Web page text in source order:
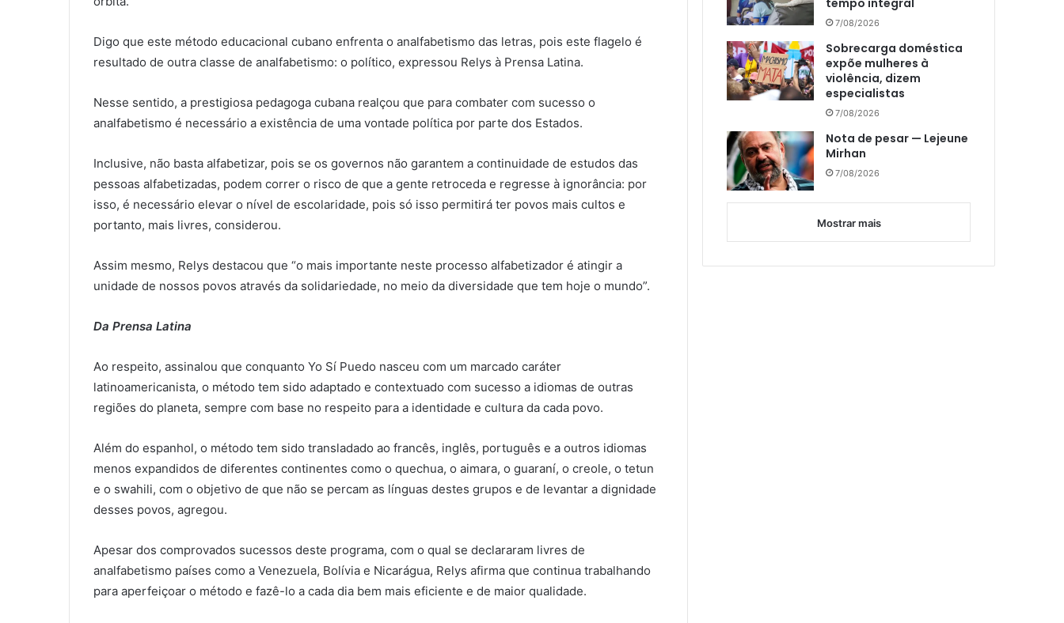
Digo que este método educacional cubano enfrenta o analfabetismo das letras, pois este flagelo é
resultado de outra classe de analfabetismo: o político, expressou Relys à Prensa Latina.
Nesse sentido, a prestigiosa pedagoga cubana realçou que para combater com sucesso o
analfabetismo é necessário a existência de uma vontade política por parte dos Estados.
Inclusive, não basta alfabetizar, pois se os governos não garantem a continuidade de estudos das
pessoas alfabetizadas, podem correr o risco de que a gente retroceda e regresse à ignorância: por
isso, é necessário elevar o nível de escolaridade, pois só isso permitirá ter povos mais cultos e
portanto, mais livres, considerou.
Assim mesmo, Relys destacou que “o mais importante neste processo alfabetizador é atingir a
unidade de nossos povos através da solidariedade, no meio da diversidade que tem hoje o mundo”.
Da Prensa Latina
Ao respeito, assinalou que conquanto Yo Sí Puedo nasceu com um marcado caráter
latinoamericanista, o método tem sido adaptado e contextuado com sucesso a idiomas de outras
regiões do planeta, sempre com base no respeito para a identidade e cultura da cada povo.
Além do espanhol, o método tem sido transladado ao francês, inglês, português e a outros idiomas
menos expandidos de diferentes continentes como o quechua, o aimara, o guaraní, o creole, o tetun
e o swahili, com o objetivo de que não se percam as línguas destes grupos e de levantar a dignidade
desses povos, agregou.
Apesar dos comprovados sucessos deste programa, com o qual se declararam livres de
analfabetismo países como a Venezuela, Bolívia e Nicarágua, Relys afirma que continua trabalhando
para aperfeiçoar o método e fazê-lo a cada dia bem mais eficiente e de maior qualidade.
tempo integral
7/08/2026
Sobrecarga doméstica
expõe mulheres à
violência, dizem
especialistas
7/08/2026
Nota de pesar — Lejeune
Mirhan
7/08/2026
Mostrar mais